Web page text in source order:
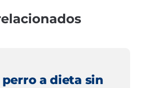
a dieta sin